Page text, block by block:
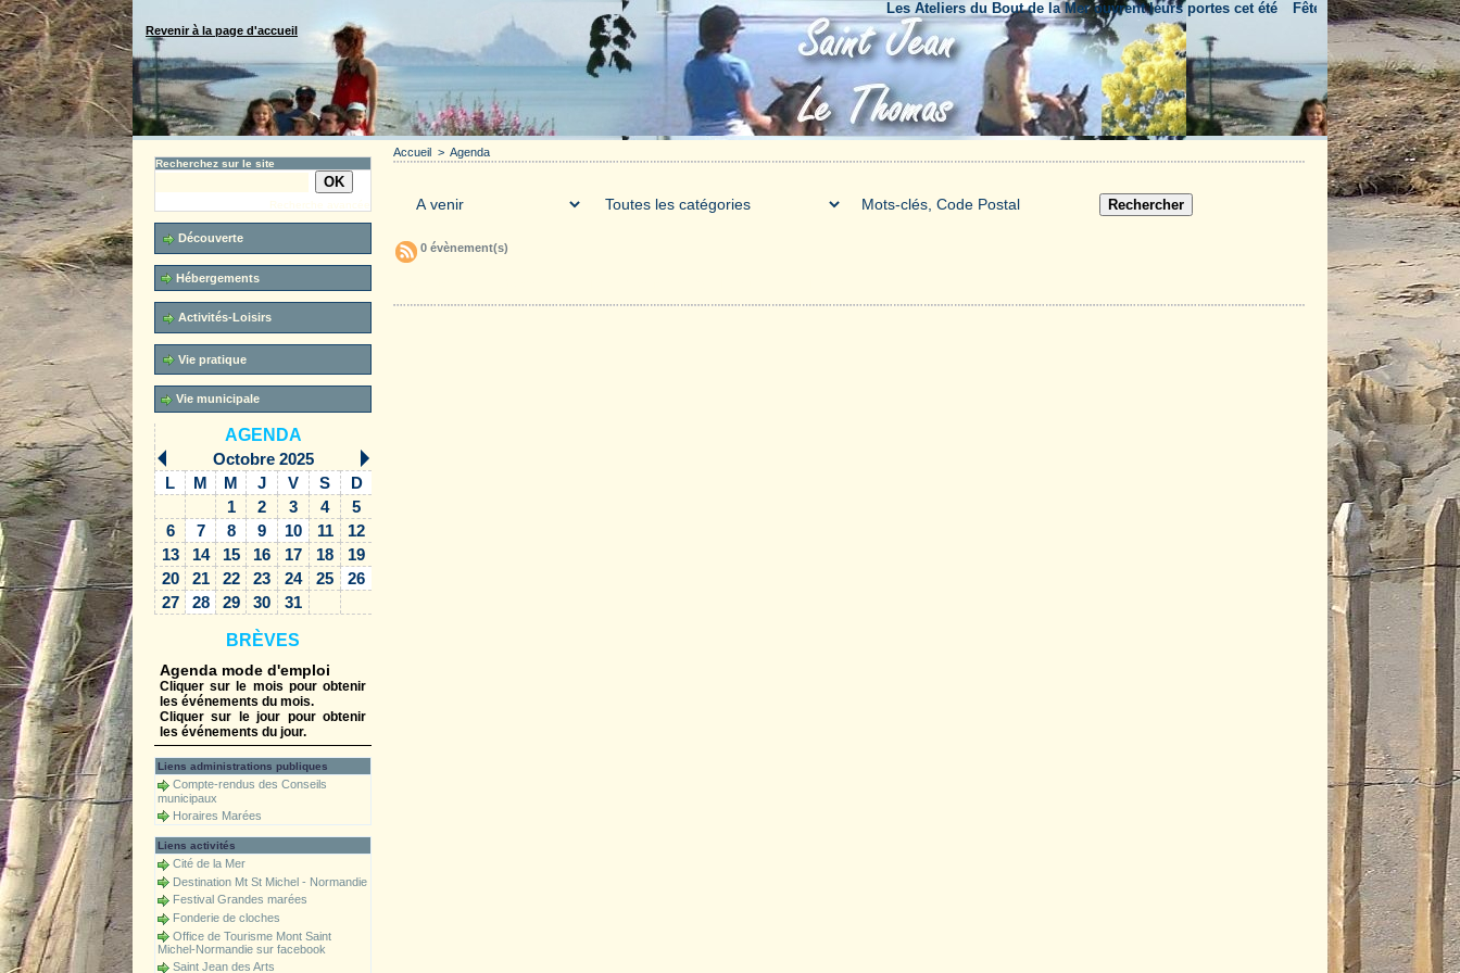
Les Ateliers du Bout de la Mer ouvrent leurs portes cet été Fête nationale & feu d'artifice
Revenir à la page d'accueil
Recherchez sur le site
Recherche avancée
Découverte
Hébergements
Activités-Loisirs
Vie pratique
Vie municipale
AGENDA
Octobre 2025
L
M M J V S
D
1
2 3 4
5
6
7 8 9 10 11
12
13
14 15 16 17 18
19
20
21 22 23 24 25
26
27
28 29 30 31
BRÈVES
Agenda mode d'emploi
Cliquer sur le mois pour obtenir
les événements du mois.
Cliquer sur le jour pour obtenir
les événements du jour.
Liens administrations publiques
Compte-rendus des Conseils
municipaux
Horaires Marées
Liens activités
Cité de la Mer
Destination Mt St Michel - Normandie
Festival Grandes marées
Fonderie de cloches
Office de Tourisme Mont Saint
Michel-Normandie sur facebook
Saint Jean des Arts
Accueil > Agenda
0 évènement(s)